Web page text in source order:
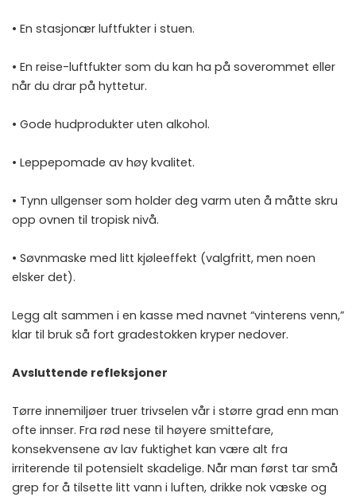
• En stasjonær luftfukter i stuen.
• En reise-luftfukter som du kan ha på soverommet eller
når du drar på hyttetur.
• Gode hudprodukter uten alkohol.
• Leppepomade av høy kvalitet.
• Tynn ullgenser som holder deg varm uten å måtte skru
opp ovnen til tropisk nivå.
• Søvnmaske med litt kjøleeffekt (valgfritt, men noen
elsker det).
Legg alt sammen i en kasse med navnet “vinterens venn,”
klar til bruk så fort gradestokken kryper nedover.
Avsluttende refleksjoner
Tørre innemiljøer truer trivselen vår i større grad enn man
ofte innser. Fra rød nese til høyere smittefare,
konsekvensene av lav fuktighet kan være alt fra
irriterende til potensielt skadelige. Når man først tar små
grep for å tilsette litt vann i luften, drikke nok væske og